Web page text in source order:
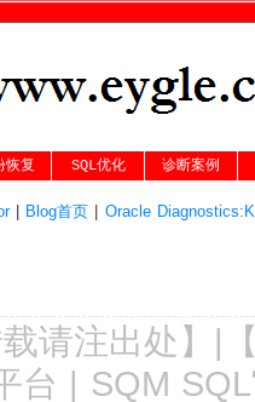
恢复 SQL优化 诊断案例
| Blog首页 Oracle
请注出处 】|
台 | SQM